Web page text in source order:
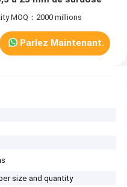
MOQ：2000 millions
Parlez Maintenant.
size and quantity